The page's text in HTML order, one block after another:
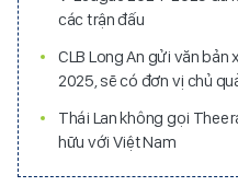
các trận đấu
CLB Long An gửi văn
2025, sẽ có đơn vị chủ
Thái Lan không gọi
hữu với Việt Nam